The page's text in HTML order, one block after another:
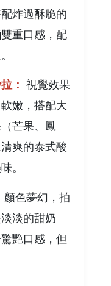
炸過酥脆的
重口感，配
： 視覺效果
嫩，搭配大
芒果、鳳
爽的泰式酸
。
顏色夢幻，拍
淡的甜奶
艷口感，但